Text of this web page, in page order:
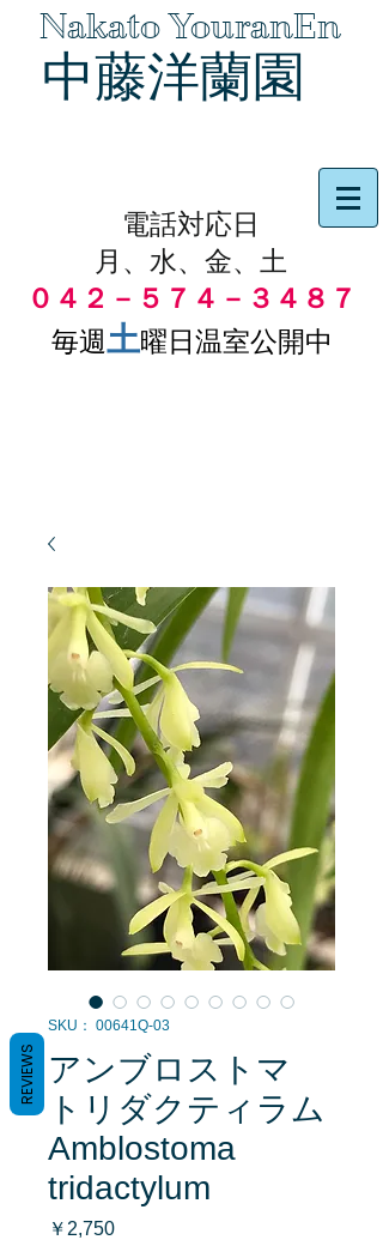
Nakato YouranEn
中藤洋蘭園
電話対応日
月、水、金、土
０４２－５７４－３４８７
毎週土曜日温室公開中
SKU： 00641Q-03
アンブロストマ
トリダクティラム
Amblostoma
tridactylum
￥2,750価
REVIEWS